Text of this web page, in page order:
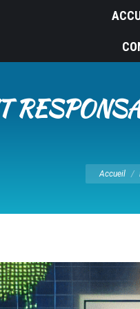
Vous êtes
Accueil